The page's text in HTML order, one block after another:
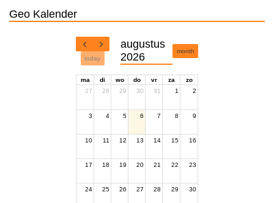
Geo Kalender
today
augustus
2026
month
ma di wo do vr za
zo
27
28 29 30 31 1 2
3 4 5 6 7 8 9
10 11 12 13 14 15 16
17 18 19 20 21 22 23
24 25 26 27 28 29 30